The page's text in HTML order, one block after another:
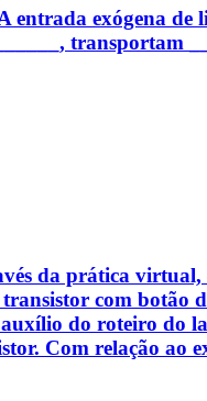
exógena de
transportam
da prática virtual,
com botão
do roteiro do
Com relação ao